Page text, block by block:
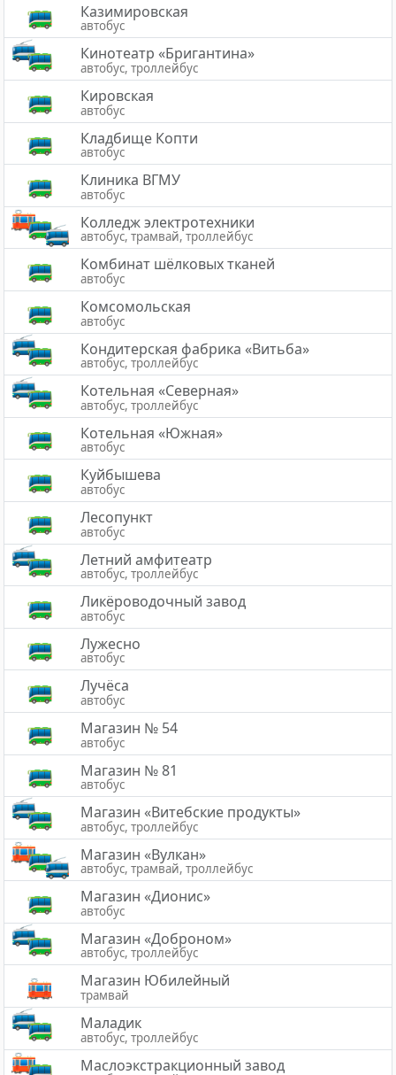
Казимировская
автобус
Кинотеатр «Бригантина»
автобус, троллейбус
Кировская
автобус
Кладбище Копти
автобус
Клиника ВГМУ
автобус
Колледж электротехники
автобус, трамвай, троллейбус
Комбинат шёлковых тканей
автобус
Комсомольская
автобус
Кондитерская фабрика «Витьба»
автобус, троллейбус
Котельная «Северная»
автобус, троллейбус
Котельная «Южная»
автобус
Куйбышева
автобус
Лесопункт
автобус
Летний амфитеатр
автобус, троллейбус
Ликёроводочный завод
автобус
Лужесно
автобус
Лучёса
автобус
Магазин № 54
автобус
Магазин № 81
автобус
Магазин «Витебские продукты»
автобус, троллейбус
Магазин «Вулкан»
автобус, трамвай, троллейбус
Магазин «Дионис»
автобус
Магазин «Доброном»
автобус, троллейбус
Магазин Юбилейный
трамвай
Маладик
автобус, троллейбус
Маслоэкстракционный завод